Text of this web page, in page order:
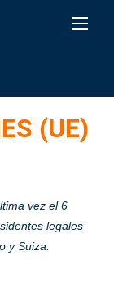
(UE)
vez el 6
legales
y Suiza.